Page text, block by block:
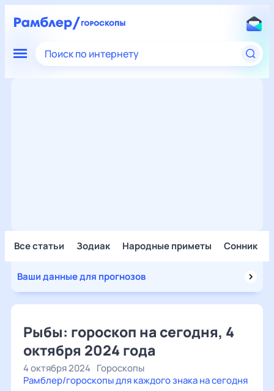
Поиск по интернету
Все статьи Зодиак Народные приметы Сонник
Ваши данные для прогнозов
Рыбы: гороскоп на сегодня, 4
октября 2024 года
4 октября 2024 Гороскопы
Рамблер/гороскопы для каждого знака на сегодня